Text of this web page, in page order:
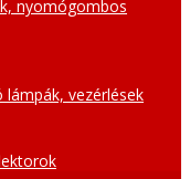
nyomógombos
vezérlések